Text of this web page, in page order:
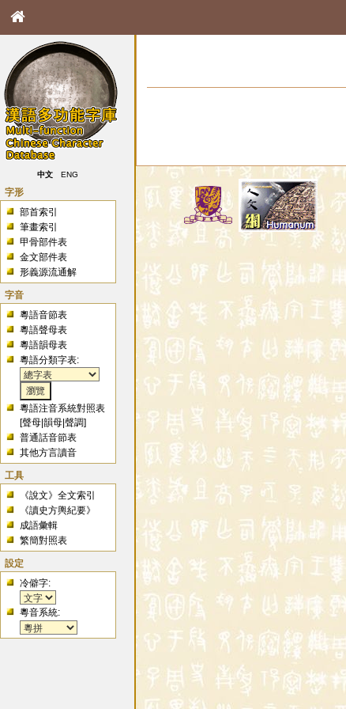
中文 ENG
字形
部首索引
筆畫索引
甲骨部件表
金文部件表
形義源流通解
字音
粵語音節表
粵語聲母表
粵語韻母表
粵語分類字表:
粵語注音系統對照表
[聲母 |韻母 |聲調]
普通話音節表
其他方言讀音
工具
《說文》全文索引
《讀史方輿紀要》
成語彙輯
繁簡對照表
設定
冷僻字:
粵音系統: